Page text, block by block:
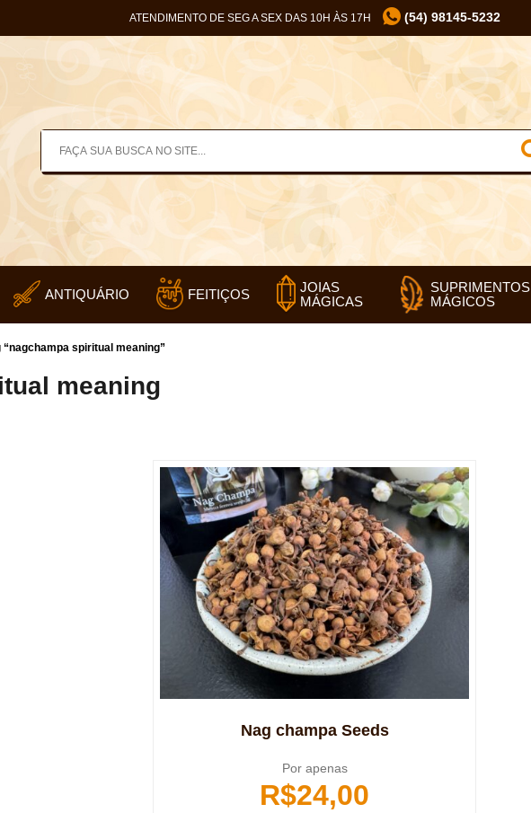
ATENDIMENTO DE SEG A SEX DAS 10H ÀS 17H (54) 98145-5232
ANTIQUÁRIO FEITIÇOS
JOIAS
MÁGICAS
SUPRIMENTOS
MÁGICOS
spiritual meaning”
meaning
Nag champa Seeds
Por apenas
R$24,00